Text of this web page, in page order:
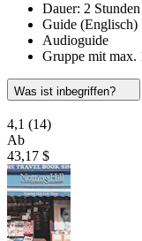
Dauer: 2
Guide (Englisch)
Audioguide
Gruppe mit max.
Was ist inbegriffen?
4,1 (14)
Ab
43,17 $